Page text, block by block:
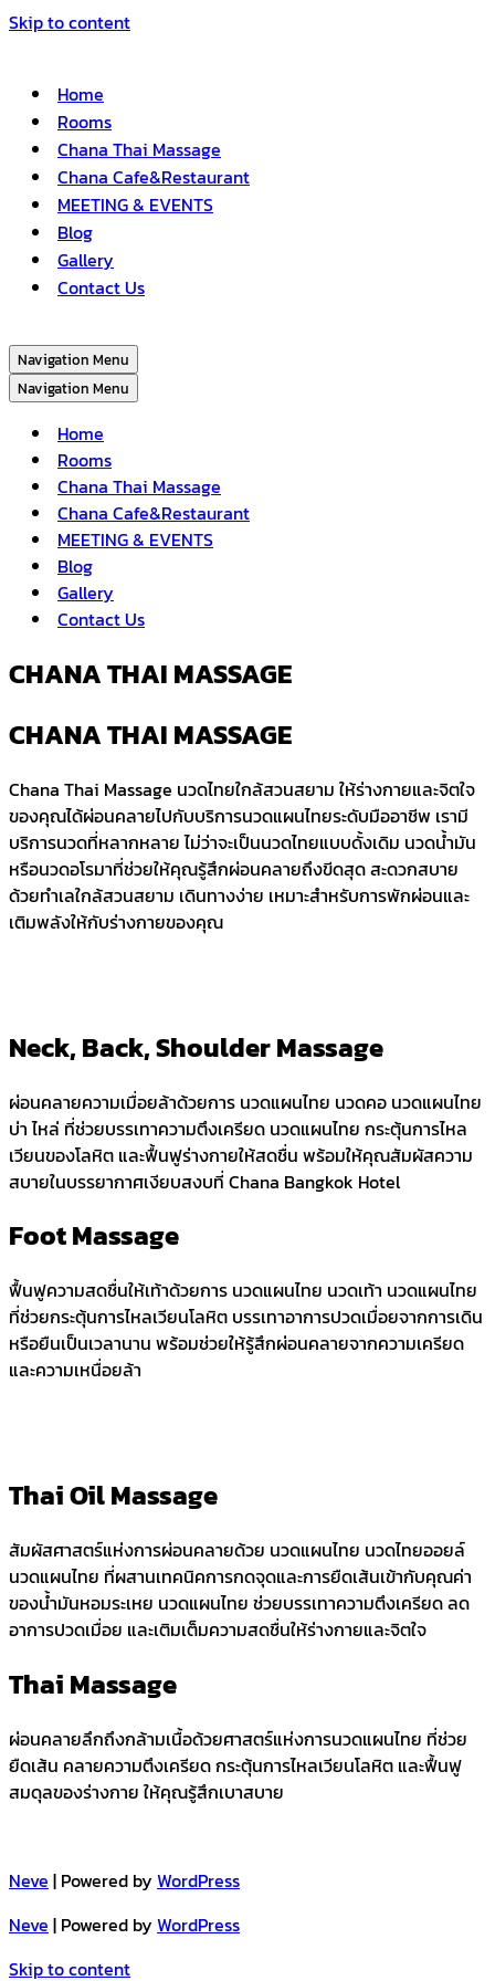
Skip to content
Home
Rooms
Chana Thai Massage
Chana Cafe&Restaurant
MEETING & EVENTS
Blog
Gallery
Contact Us
Navigation Menu
Navigation Menu
Home
Rooms
Chana Thai Massage
Chana Cafe&Restaurant
MEETING & EVENTS
Blog
Gallery
Contact Us
CHANA THAI MASSAGE​​
CHANA THAI MASSAGE​
Chana Thai Massage นวดไทยใกล้สวนสยาม ให้ร่างกายและจิตใจ
ของคุณได้ผ่อนคลายไปกับบริการนวดแผนไทยระดับมืออาชีพ เรามี
บริการนวดที่หลากหลาย ไม่ว่าจะเป็นนวดไทยแบบดั้งเดิม นวดน้ำมัน
หรือนวดอโรมาที่ช่วยให้คุณรู้สึกผ่อนคลายถึงขีดสุด สะดวกสบาย
ด้วยทำเลใกล้สวนสยาม เดินทางง่าย เหมาะสำหรับการพักผ่อนและ
เติมพลังให้กับร่างกายของคุณ
Neck, Back, Shoulder Massage
ผ่อนคลายความเมื่อยล้าด้วยการ นวดแผนไทย นวดคอ นวดแผนไทย
บ่า ไหล่ ที่ช่วยบรรเทาความตึงเครียด นวดแผนไทย กระตุ้นการไหล
เวียนของโลหิต และฟื้นฟูร่างกายให้สดชื่น พร้อมให้คุณสัมผัสความ
สบายในบรรยากาศเงียบสงบที่ Chana Bangkok Hotel
Foot Massage
ฟื้นฟูความสดชื่นให้เท้าด้วยการ นวดแผนไทย นวดเท้า นวดแผนไทย
ที่ช่วยกระตุ้นการไหลเวียนโลหิต บรรเทาอาการปวดเมื่อยจากการเดิน
หรือยืนเป็นเวลานาน พร้อมช่วยให้รู้สึกผ่อนคลายจากความเครียด
และความเหนื่อยล้า
Thai Oil Massage
สัมผัสศาสตร์แห่งการผ่อนคลายด้วย นวดแผนไทย นวดไทยออยล์
นวดแผนไทย ที่ผสานเทคนิคการกดจุดและการยืดเส้นเข้ากับคุณค่า
ของน้ำมันหอมระเหย นวดแผนไทย ช่วยบรรเทาความตึงเครียด ลด
อาการปวดเมื่อย และเติมเต็มความสดชื่นให้ร่างกายและจิตใจ
Thai Massage
ผ่อนคลายลึกถึงกล้ามเนื้อด้วยศาสตร์แห่งการนวดแผนไทย ที่ช่วย
ยืดเส้น คลายความตึงเครียด กระตุ้นการไหลเวียนโลหิต และฟื้นฟู
สมดุลของร่างกาย ให้คุณรู้สึกเบาสบาย
Neve | Powered by WordPress
Neve | Powered by WordPress
Skip to content